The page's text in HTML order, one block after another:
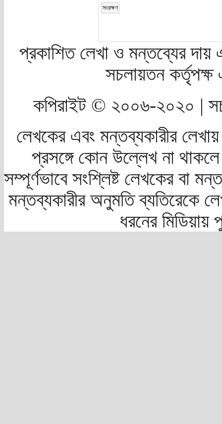
প্রকাশিত লেখা ও মন্তব্যের দায়
সচলায়তন
কপিরাইট © ২০০৬-২০২০ |
লেখকের এবং মন্তব্যকারীর
প্রসঙ্গে কোন উল্লেখ না
সম্পূর্ণভাবে সংশ্লিষ্ট লেখকের বা
মন্তব্যকারীর অনুমতি ব্যতিরেকে
ধরনের মিডিয়ায়